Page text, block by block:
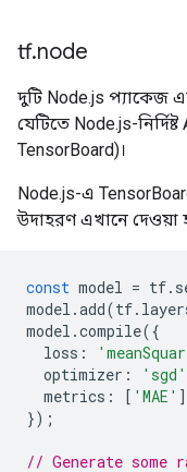
tf.node
দুটি Node.js প্যাকেজ
যেটিতে Node.js-
TensorBoard)।
Node.js-এ
উদাহরণ এখানে দেওয়া
const model = tf.
model .add(tf.
model .compile({
loss :
optimizer : 'sgd'
metrics : [ 'MAE' ]
});
// Generate some